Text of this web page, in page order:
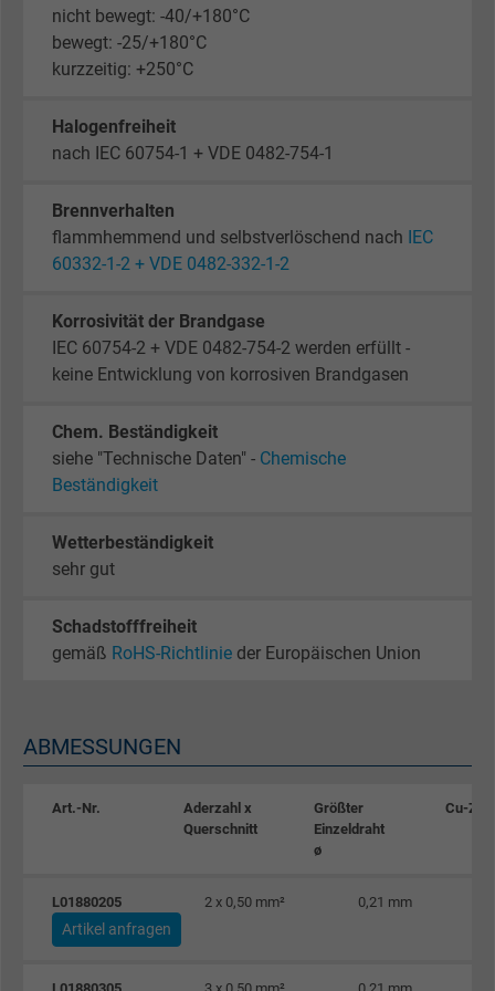
nicht bewegt: -40/+180°C
bewegt: -25/+180°C
kurzzeitig: +250°C
Halogenfreiheit
nach IEC 60754-1 + VDE 0482-754-1
Brennverhalten
flammhemmend und selbstverlöschend nach IEC
60332-1-2 + VDE 0482-332-1-2
Korrosivität der Brandgase
IEC 60754-2 + VDE 0482-754-2 werden erfüllt -
keine Entwicklung von korrosiven Brandgasen
Chem. Beständigkeit
siehe "Technische Daten" - Chemische
Beständigkeit
Wetterbeständigkeit
sehr gut
Schadstofffreiheit
gemäß RoHS-Richtlinie der Europäischen Union
ABMESSUNGEN
Art.-Nr.
Aderzahl x
Querschnitt
Größter
Einzeldraht
ø
Cu-Zahl
L01880205 2 x 0,50 mm² 0,21 mm
Artikel anfragen